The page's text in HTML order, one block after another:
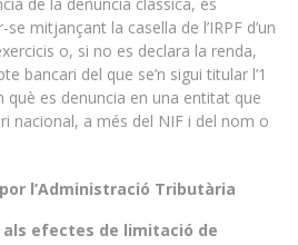
mitjançant la casella de l’IRPF d’un
o, si no es declara la renda,
bancari del que se’n sigui titular l’1
què es denuncia en una entitat que
nacional, a més del NIF i del nom o
l’Administració Tributària
als efectes de limitació de